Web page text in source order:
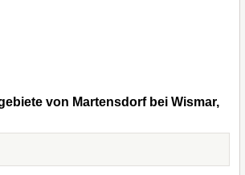
von Martensdorf bei Wismar,